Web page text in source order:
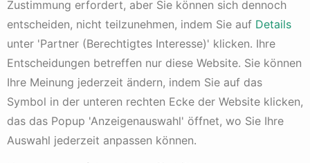
Warum gibt es eine Anti-Short-Strategie?
Leerverkäufe können den Kurs einer Aktiedrücken,
was für andere Anleger, die die Aktie besitzen,
nachteilig ist.
In bestimmten Situationen kann es für Unternehmen
oder Investoren sinnvoll sein, sich gegen
Leerverkäufe zu wehren.
Zustimmung erfordert, aber Sie können sich dennoch
entscheiden, nicht teilzunehmen, indem Sie auf Details
unter 'Partner (Berechtigtes Interesse)' klicken. Ihre
Entscheidungen betreffen nur diese Website. Sie können
Ihre Meinung jederzeit ändern, indem Sie auf das
Symbol in der unteren rechten Ecke der Website klicken,
das das Popup 'Anzeigenauswahl' öffnet, wo Sie Ihre
Auswahl jederzeit anpassen können.